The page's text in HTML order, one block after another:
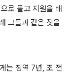
로 몰고 지원을 배
그들과 같은 짓을
는 징역 7년, 조 전